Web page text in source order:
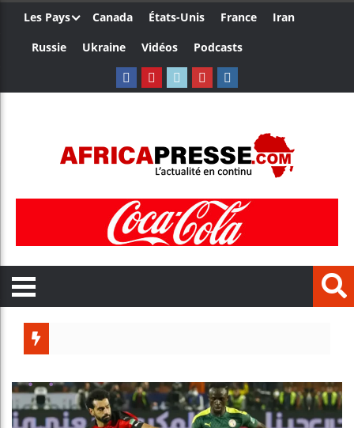
Les Pays Canada États-Unis France
Iran
Russie
Ukraine Vidéos Podcasts
Côte